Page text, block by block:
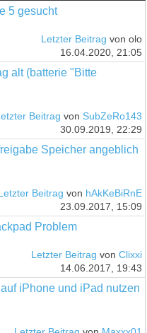
5 gesucht
Letzter Beitrag von olo
16.04.2020, 21:05
alt (batterie "Bitte
Beitrag von SubZeRo143
30.09.2019, 22:29
Speicher angeblich
Beitrag von hAkKeBiRnE
23.09.2017, 15:09
Problem
Letzter Beitrag von Clixxi
14.06.2017, 19:43
iPhone und iPad nutzen